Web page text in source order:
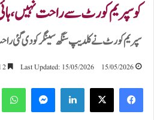
کو سپریم کورٹ سے راحت نہیں،
سپریم کورٹ نے کلدیپ سنگھ سینگر کو دی گئی
15/05/2026
Last Updated: 15/05/2026
LinkedIn